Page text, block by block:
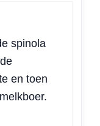
spinola
en toen